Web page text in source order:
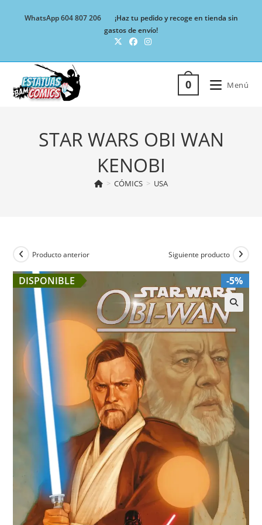
WhatsApp 604 807 206
¡Haz tu pedido y recoge en tienda sin
gastos de envío!
0 Menú
STAR WARS OBI WAN
KENOBI
> CÓMICS > USA
Producto anterior Siguiente producto
DISPONIBLE -5%